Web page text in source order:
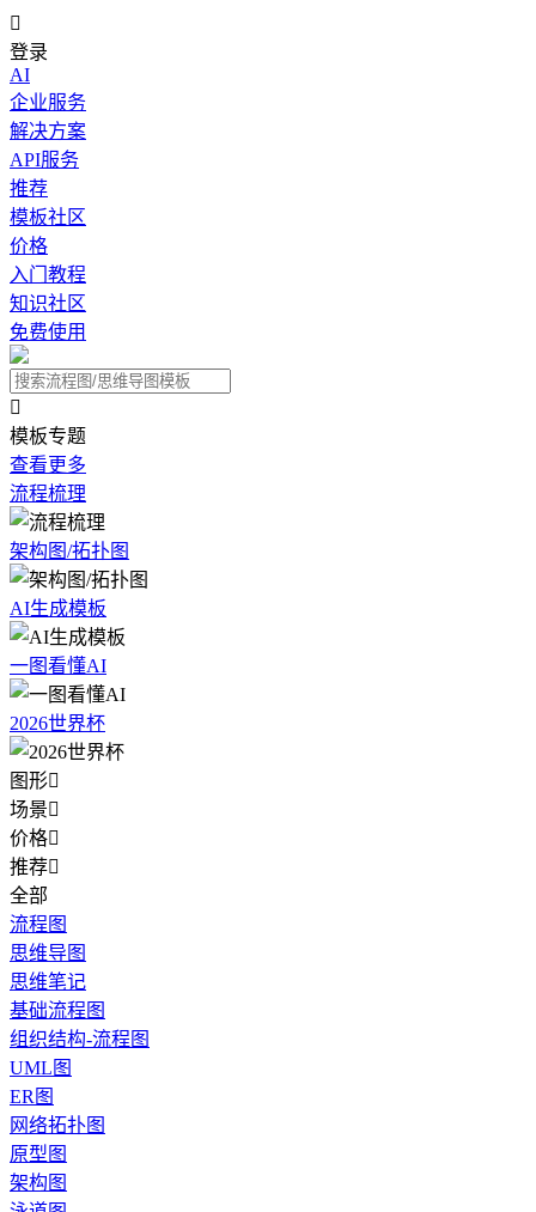

登录
AI
企业服务
解决方案
API服务
推荐
模板社区
价格
入门教程
知识社区
免费使用

模板专题
查看更多
流程梳理
架构图/拓扑图
AI生成模板
一图看懂AI
2026世界杯
图形
场景
价格
推荐
全部
流程图
思维导图
思维笔记
基础流程图
组织结构-流程图
UML图
ER图
网络拓扑图
原型图
架构图